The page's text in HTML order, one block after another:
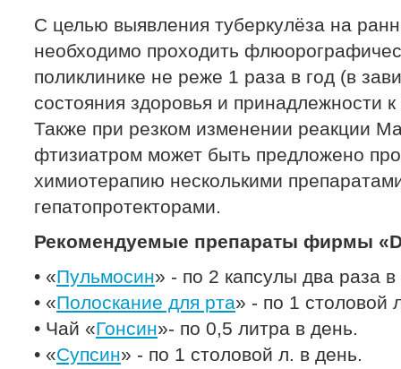
С целью выявления туберкулёза на
необходимо проходить
поликлинике не реже 1 раза в год (в
состояния здоровья и принадлежности
Также при резком изменении реакции
фтизиатром может быть предложено
химиотерапию несколькими
гепатопротекторами.
Рекомендуемые препараты фирмы
• «Пульмосин» - по 2 капсулы два раза
• «Полоскание для рта» - по 1 столовой
• Чай «Гонсин»- по 0,5 литра в день.
• «Супсин» - по 1 столовой л. в день.